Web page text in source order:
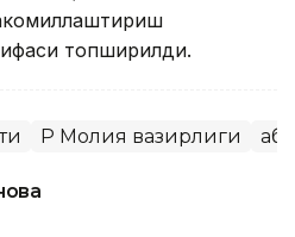
топширилди.
ҚР Молия вазирлиги